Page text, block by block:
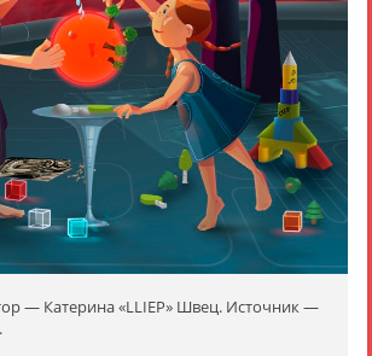
— Катерина «LLIEP» Швец. Источник —
.